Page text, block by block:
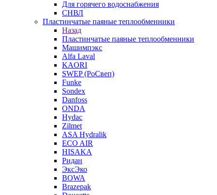
Для горячего водоснабжения
СНВЛ
Пластинчатые паяные теплообменники
Назад
Пластинчатые паяные теплообменники
Машимпэкс
Alfa Laval
KAORI
SWEP (РоСвеп)
Funke
Sondex
Danfoss
ONDA
Hydac
Zilmet
ASA Hydralik
ECO AIR
HISAKA
Ридан
ЭксЭко
BOWA
Brazepak